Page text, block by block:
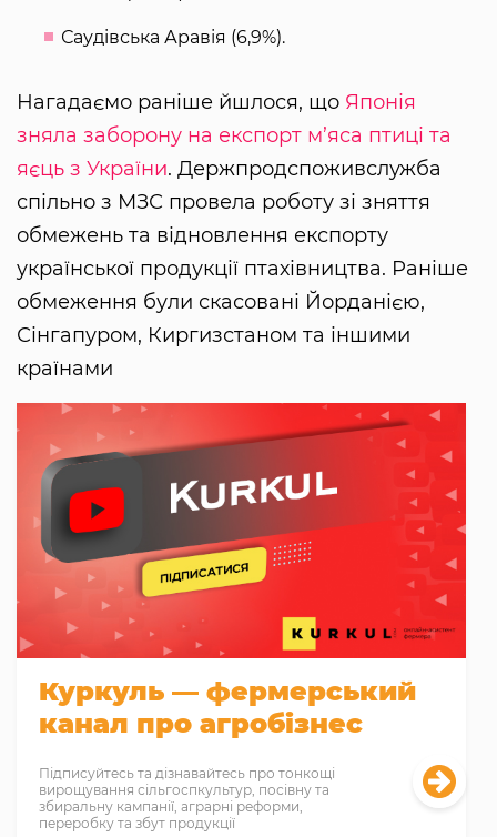
Саудівська Аравія (6,9%).
Нагадаємо раніше йшлося, що Японія
зняла заборону на експорт м’яса птиці та
яєць з України. Держпродспоживслужба
спільно з МЗС провела роботу зі зняття
обмежень та відновлення експорту
української продукції птахівництва. Раніше
обмеження були скасовані Йорданією,
Сінгапуром, Киргизстаном та іншими
країнами
Куркуль — фермерський
канал про агробізнес
Підписуйтесь та дізнавайтесь про тонкощі
вирощування сільгоспкультур, посівну та
збиральну кампанії, аграрні реформи,
переробку та збут продукції